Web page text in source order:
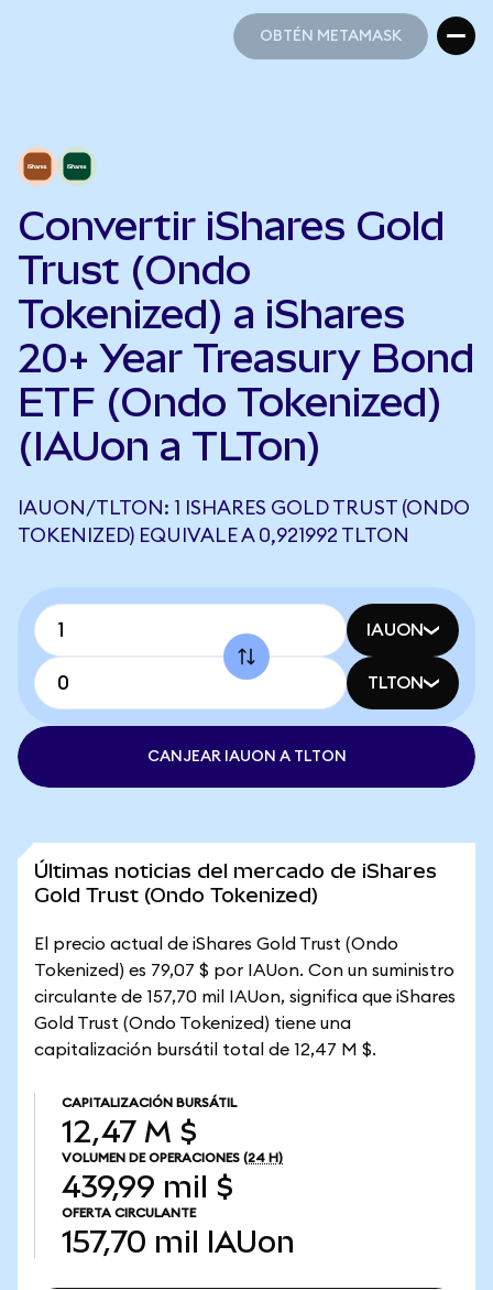
OBTÉN METAMASK
Convertir iShares Gold
Trust (Ondo
Tokenized) a iShares
20+ Year Treasury Bond
ETF (Ondo Tokenized)
(IAUon a TLTon)
IAUON/TLTON: 1 ISHARES GOLD TRUST (ONDO
TOKENIZED) EQUIVALE A 0,921992 TLTON
IAUON
TLTON
CANJEAR IAUON A TLTON
Últimas noticias del mercado de iShares
Gold Trust (Ondo Tokenized)
El precio actual de iShares Gold Trust (Ondo
Tokenized) es 79,07 $ por IAUon. Con un suministro
circulante de 157,70 mil IAUon, significa que iShares
Gold Trust (Ondo Tokenized) tiene una
capitalización bursátil total de 12,47 M $.
CAPITALIZACIÓN BURSÁTIL
12,47 M $
VOLUMEN DE OPERACIONES (24 H)
439,99 mil $
OFERTA CIRCULANTE
157,70 mil IAUon